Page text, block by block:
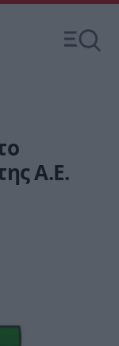
Α.Ε.